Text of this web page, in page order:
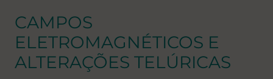
CAMPOS
ELETROMAGNÉTICOS E
ALTERAÇÕES TELÚRICAS